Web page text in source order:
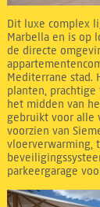
Dit luxe complex
Marbella en is op
de directe
Mediterrane stad.
planten,
het midden van
gebruikt voor alle
voorzien van
vloerverwarming,
parkeergarage